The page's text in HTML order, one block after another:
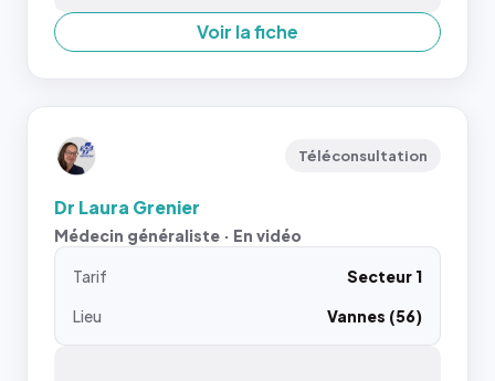
Voir la fiche
Téléconsultation
Dr Laura Grenier
Médecin généraliste · En vidéo
Tarif
Secteur 1
Lieu
Vannes (56)